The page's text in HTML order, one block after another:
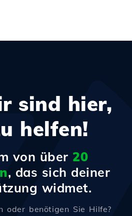
sind hier,
helfen!
von über 20
, das sich deiner
widmet.
oder benötigen Sie Hilfe?